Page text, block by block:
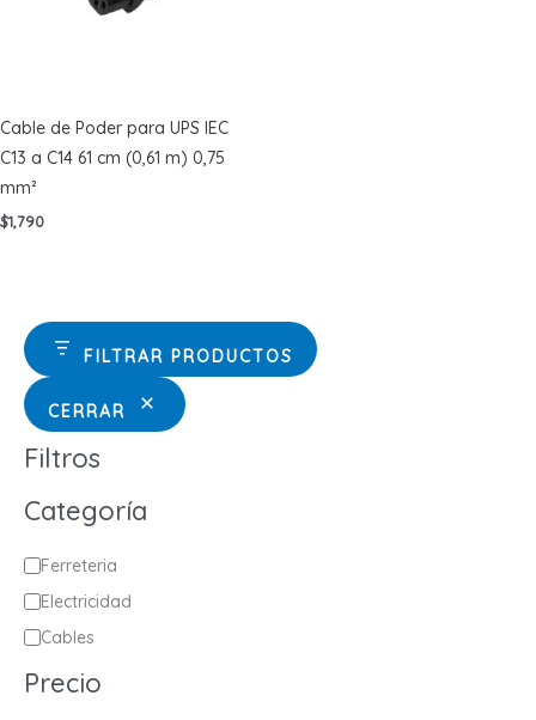
FILTRAR PRODUCTOS
CERRAR
Filtros
Categoría
C
a
t
g
Ferreteria
Electricidad
Cables
Precio
Cable de Poder para UPS IEC
C13 a C14 61 cm (0,61 m) 0,75
mm²
$1,790